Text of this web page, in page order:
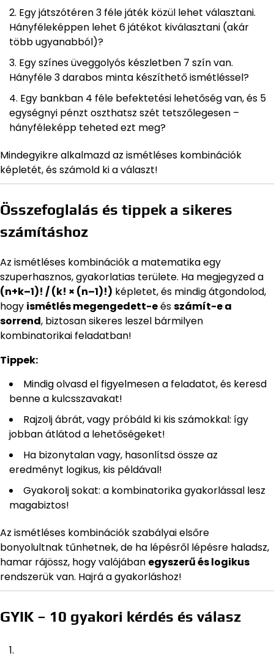
Egy játszótéren 3 féle játék közül lehet választani.
Hányféleképpen lehet 6 játékot kiválasztani (akár
több ugyanabból)?
Egy színes üveggolyós készletben 7 szín van.
Hányféle 3 darabos minta készíthető ismétléssel?
Egy bankban 4 féle befektetési lehetőség van, és 5
egységnyi pénzt oszthatsz szét tetszőlegesen –
hányféleképp teheted ezt meg?
Mindegyikre alkalmazd az ismétléses kombinációk
képletét, és számold ki a választ!
Összefoglalás és tippek a sikeres
számításhoz
Az ismétléses kombinációk a matematika egy
szuperhasznos, gyakorlatias területe. Ha megjegyzed a
(n+k–1)! / (k! × (n–1)!) képletet, és mindig átgondolod,
hogy ismétlés megengedett-eésszámít-e a
sorrend, biztosan sikeres leszel bármilyen
kombinatorikai feladatban!
Tippek:
Mindig olvasd el figyelmesen a feladatot, és keresd
benne a kulcsszavakat!
Rajzolj ábrát, vagy próbáld ki kis számokkal: így
jobban átlátod a lehetőségeket!
Ha bizonytalan vagy, hasonlítsd össze az
eredményt logikus, kis példával!
Gyakorolj sokat: a kombinatorika gyakorlással lesz
magabiztos!
Az ismétléses kombinációk szabályai elsőre
bonyolultnak tűnhetnek, de ha lépésről lépésre haladsz,
hamar rájössz, hogy valójában egyszerű és logikus
rendszerük van. Hajrá a gyakorláshoz!
GYIK – 10 gyakori kérdés és válasz